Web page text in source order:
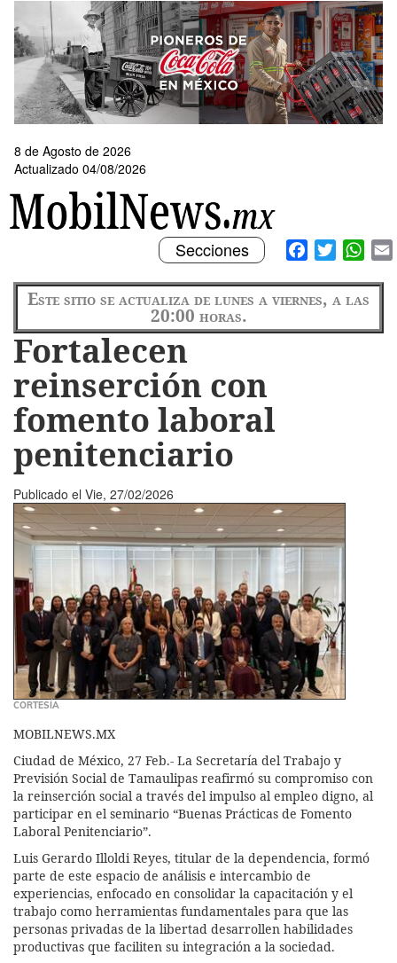
contenido
principal
8 de Agosto de 2026
Actualizado 04/08/2026
Facebook
Twitter
Toggle
navigation
Secciones
Este sitio se actualiza de lunes a viernes, a las
20:00 horas.
Fortalecen
reinserción con
fomento laboral
penitenciario
Publicado el Vie, 27/02/2026
CORTESÍA
MOBILNEWS.MX
Ciudad de México, 27 Feb.- La Secretaría del Trabajo y
Previsión Social de Tamaulipas reafirmó su compromiso con
la reinserción social a través del impulso al empleo digno, al
participar en el seminario “Buenas Prácticas de Fomento
Laboral Penitenciario”.
Luis Gerardo Illoldi Reyes, titular de la dependencia, formó
parte de este espacio de análisis e intercambio de
experiencias, enfocado en consolidar la capacitación y el
trabajo como herramientas fundamentales para que las
personas privadas de la libertad desarrollen habilidades
productivas que faciliten su integración a la sociedad.